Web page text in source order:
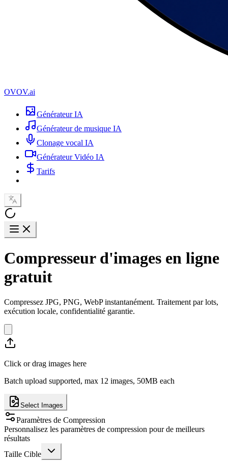
OVOV.ai
Générateur IA
Générateur de musique IA
Clonage vocal IA
Générateur Vidéo IA
Tarifs
Compresseur d'images en ligne
gratuit
Compressez JPG, PNG, WebP instantanément. Traitement par lots,
exécution locale, confidentialité garantie.
Click or drag images here
Batch upload supported, max 12 images, 50MB each
Select Images
Paramètres de Compression
Personnalisez les paramètres de compression pour de meilleurs
résultats
Taille Cible